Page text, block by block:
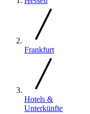
Frankfurt
Hotels &
Unterkünfte